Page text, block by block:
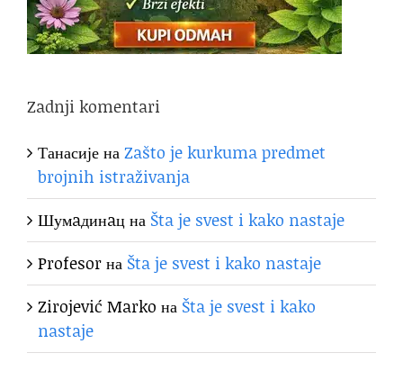
Zadnji komentari
ТанасијенаZašto je kurkuma predmet
brojnih istraživanja
Шумaдинaцна Šta je svest i kako nastaje
Profesorна Šta je svest i kako nastaje
Zirojević Marko на Šta je svest i kako
nastaje